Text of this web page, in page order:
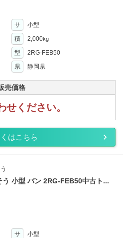
サ
小型
積 2,000kg
型
2RG-FEB50
県 静岡県
売価格
せください。
はこちら
う 小型 バン 2RG-FEB50中古ト...
サ
小型